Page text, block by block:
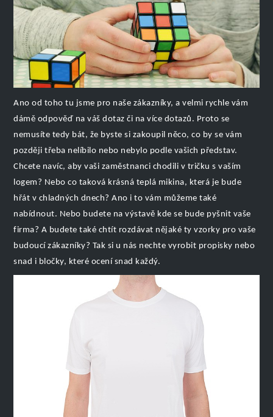
Ano od toho tu jsme pro naše zákazníky, a velmi rychle vám
dámě odpověď na váš dotaz či na více dotazů. Proto se
nemusíte tedy bát, že byste si zakoupil něco, co by se vám
později třeba nelíbilo nebo nebylo podle vašich představ.
Chcete navíc, aby vaši zaměstnanci chodili v tričku s vaším
logem? Nebo co taková krásná teplá mikina, která je bude
hřát v chladných dnech? Ano i to vám můžeme také
nabídnout. Nebo budete na výstavě kde se bude pyšnit vaše
firma? A budete také chtít rozdávat nějaké ty vzorky pro vaše
budoucí zákazníky? Tak si u nás nechte vyrobit propisky nebo
snad i bločky, které ocení snad každý.